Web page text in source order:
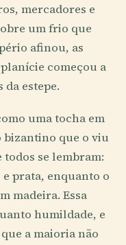
mercadores e
um frio que
afinou, as
começou a
estepe.
uma tocha em
bizantino que o viu
todos se lembram:
prata, enquanto o
madeira. Essa
humildade, e
a maioria não